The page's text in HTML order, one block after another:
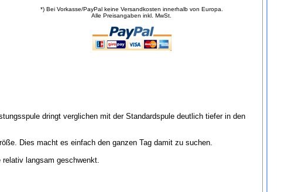
*) Bei Vorkasse/PayPal keine Versandkosten innerhalb von Europa.
Alle Preisangaben inkl. MwSt.
dringt verglichen mit der Standardspule deutlich tiefer in den
Dies macht es einfach den ganzen Tag damit zu suchen.
langsam geschwenkt.